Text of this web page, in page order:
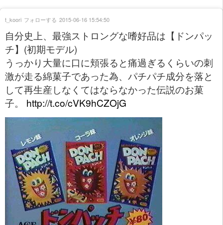
自分史上、最強ストロングな嗜好品は【ドンパッ
チ】(初期モデル)
うっかり大量に口に頬張ると痛過ぎるくらいの刺
激が走る綿菓子であった為、パチパチ成分を落と
して再生産しなくてはならなかった伝説のお菓
子。 http://t.co/cVK9hCZOjG
t_koori フォローする 2015-06-16 15:54:50